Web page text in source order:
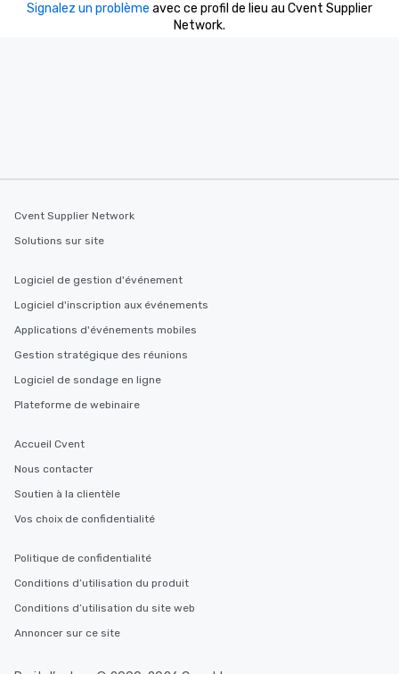
Signalez un problème avec ce profil de lieu au Cvent Supplier
Network.
Cvent Supplier Network
Solutions sur site
Logiciel de gestion d'événement
Logiciel d'inscription aux événements
Applications d'événements mobiles
Gestion stratégique des réunions
Logiciel de sondage en ligne
Plateforme de webinaire
Accueil Cvent
Nous contacter
Soutien à la clientèle
Vos choix de confidentialité
Politique de confidentialité
Conditions d’utilisation du produit
Conditions d’utilisation du site web
Annoncer sur ce site